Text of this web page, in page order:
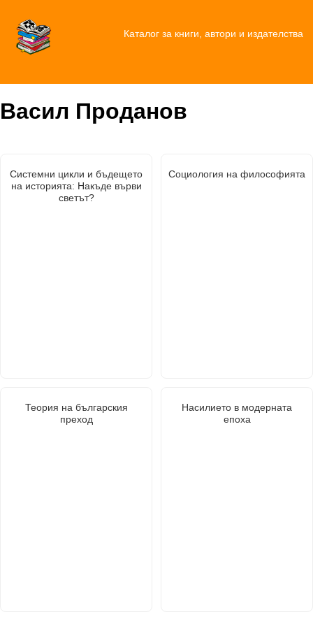
Каталог за книги, автори и издателства
Васил Проданов
Системни цикли и бъдещето
на историята: Накъде върви
светът?
Социология на философията
Теория на българския
преход
Насилието в модерната
епоха